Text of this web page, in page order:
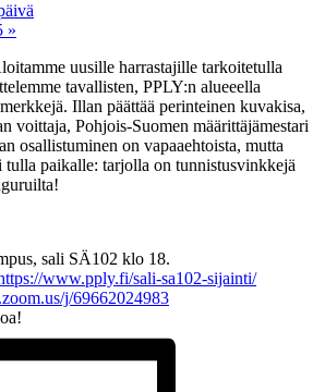
»
uusille harrastajille tarkoitetulla
tavallisten, PPLY:n alueeella
Illan päättää perinteinen kuvakisa,
voittaja, Pohjois-Suomen määrittäjämestari
osallistuminen on vapaaehtoista, mutta
tulla paikalle: tarjolla on tunnistusvinkkejä
sali SÄ102 klo 18.
www.pply.fi/sali-sa102-sijainti/
j/69662024983